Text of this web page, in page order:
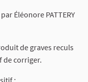
Éléonore PATTERY
de graves reculs
de corriger.